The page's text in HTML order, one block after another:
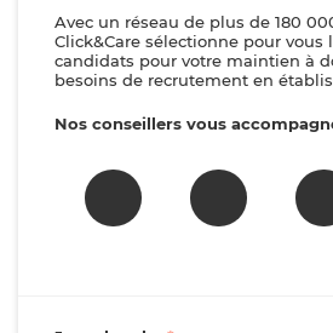
Avec un réseau de plus de 180
Click&Care sélectionne pour vous
candidats pour votre maintien à
besoins de recrutement en
Nos conseillers vous